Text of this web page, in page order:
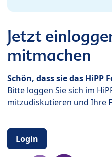
Jetzt
mitmachen
Schön, dass sie das HiPP
Bitte loggen Sie sich im
mitzudiskutieren und Ihre
Login